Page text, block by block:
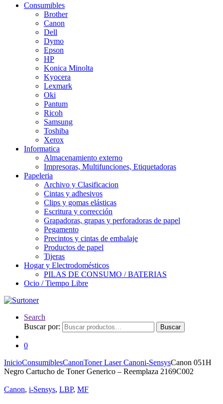
Consumibles
Brother
Canon
Dell
Dymo
Epson
HP
Konica Minolta
Kyocera
Lexmark
Oki
Pantum
Ricoh
Samsung
Toshiba
Xerox
Informatica
Almacenamiento externo
Impresoras, Multifunciones, Etiquetadoras
Papeleria
Archivo y Clasificacion
Cintas y adhesivos
Clips y gomas elásticas
Escritura y corrección
Grapadoras, grapas y perforadoras de papel
Pegamento
Precintos y cintas de embalaje
Productos de papel
Tijeras
Hogar y Electrodomésticos
PILAS DE CONSUMO / BATERIAS
Ocio / Tiempo Libre
Search
Buscar por:
Buscar
0
InicioConsumiblesCanonToner Laser Canoni-SensysCanon 051H
Negro Cartucho de Toner Generico – Reemplaza 2169C002
Canon, i-Sensys, LBP, MF